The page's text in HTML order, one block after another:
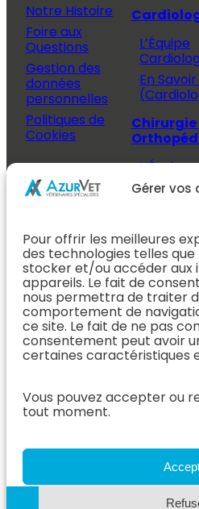
Gérer vos
Pour offrir les meilleures
des technologies telles
stocker et/ou accéder aux
appareils. Le fait de
nous permettra de traiter
comportement de
ce site. Le fait de ne pas
consentement peut avoir
certaines caractéristiques
Vous pouvez accepter ou
tout moment.
Notre Histoire
Foire aux
Questions
Gestion des
données
personnelles
Politiques de
Cookies
Propriétaire
Prendre
rendez-vous
Après mon
rendez-vous
Espace
Vétérinaire
cas
Nous rejoindre
AzurVet
L’Équipe
En
Chirurgie
L’Équipe
ORL
L’Équipe
ORL
ORL)
L’Équipe
En Savoir